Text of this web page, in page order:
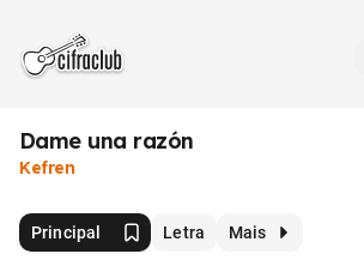
Dame una razón
Kefren
Principal Letra Mais